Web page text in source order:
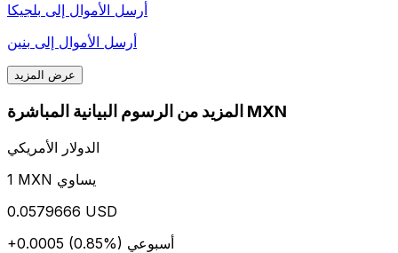
أرسل الأموال إلى بلجيكا
أرسل الأموال إلى بنين
عرض المزيد
المزيد من الرسوم البيانية المباشرة MXN
الدولار الأمريكي
1 MXN يساوي
0.0579666 USD
+0.0005 (0.85%) أسبوعي